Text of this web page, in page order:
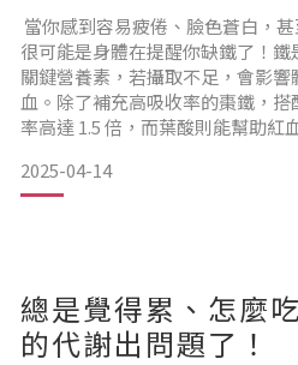
當你感到容易疲倦、臉色蒼白，
很可能是身體在提醒你缺鐵了！
關鍵營養素，若攝取不足，會影
血。除了補充高吸收率的棗鐵，
率高達 1.5 倍，而葉酸則能幫助紅
鐵？「缺鐵」其實就是體內的鐵質
要的一種礦物質，主要功能是幫助
2025-04-14
總是覺得累、怎麼
的代謝出問題了！